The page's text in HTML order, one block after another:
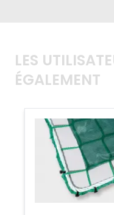
LES
ÉGALEMENT